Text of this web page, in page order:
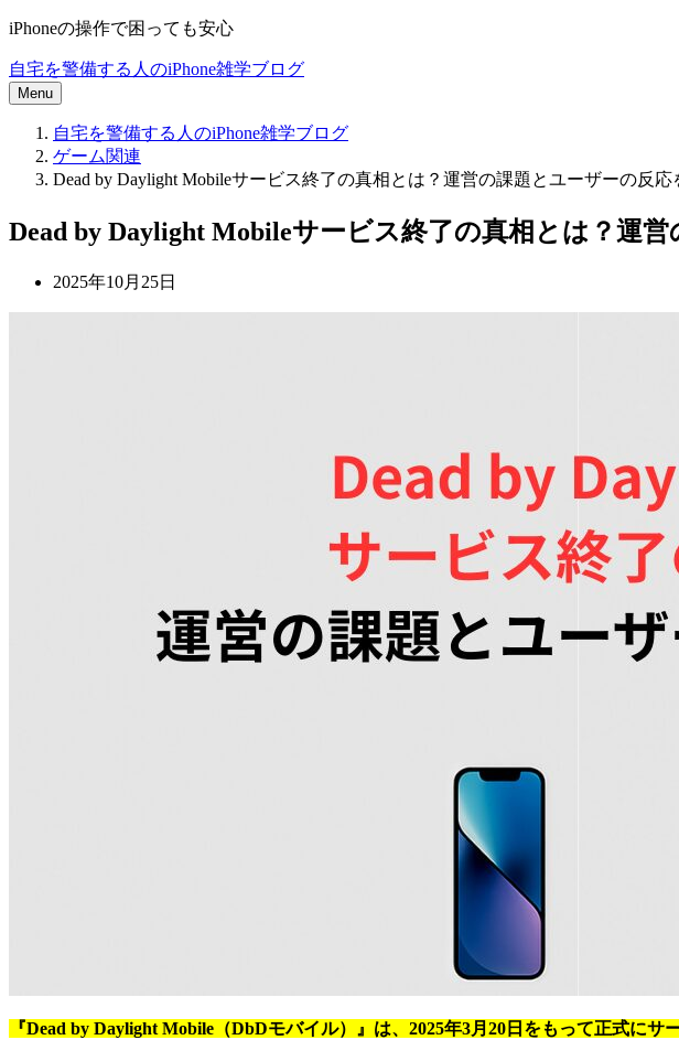
iPhoneの操作で困っても安心
自宅を警備する人のiPhone雑学ブログ
Menu
自宅を警備する人のiPhone雑学ブログ
ゲーム関連
Dead by Daylight Mobileサービス終了の真相とは？運営の課題とユーザーの反応
Dead by Daylight Mobileサービス終了の真相とは？運
2025年10月25日
『Dead by Daylight Mobile（DbDモバイル）』は、2025年3月20日をもって正式にサ